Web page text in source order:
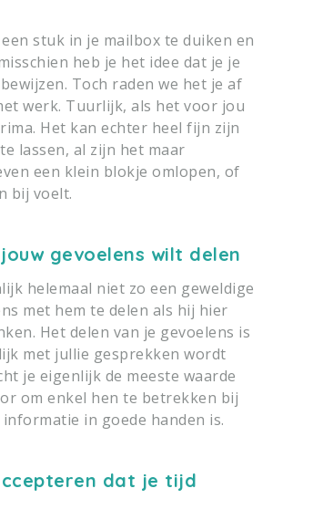
stuk in je mailbox te duiken en
heb je het idee dat je je
Toch raden we het je af
werk. Tuurlijk, als het voor jou
Het kan echter heel fijn zijn
lassen, al zijn het maar
een klein blokje omlopen, of
bij voelt.
gevoelens wilt delen
helemaal niet zo een geweldige
met hem te delen als hij hier
Het delen van je gevoelens is
met jullie gesprekken wordt
je eigenlijk de meeste waarde
om enkel hen te betrekken bij
in goede handen is.
dat je tijd